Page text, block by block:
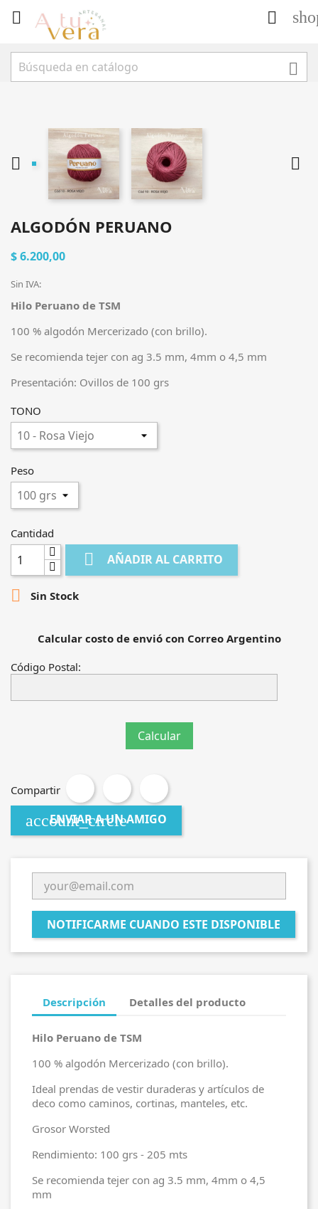
 

 
ALGODÓN PERUANO
$ 6.200,00
Sin IVA:
Hilo Peruano de TSM
100 % algodón Mercerizado (con brillo).
Se recomienda tejer con ag 3.5 mm, 4mm o 4,5 mm
Presentación: Ovillos de 100 grs
TONO
Peso
Cantidad
 AÑADIR AL CARRITO
 Sin Stock
Calcular costo de envió con Correo Argentino
Código Postal:
Compartir
account_circle
ENVIAR A UN AMIGO
NOTIFICARME CUANDO ESTE DISPONIBLE
Descripción Detalles del producto
Hilo Peruano de TSM
100 % algodón Mercerizado (con brillo).
Ideal prendas de vestir duraderas y artículos de
deco como caminos, cortinas, manteles, etc.
Grosor Worsted
Rendimiento: 100 grs - 205 mts
Se recomienda tejer con ag 3.5 mm, 4mm o 4,5
mm